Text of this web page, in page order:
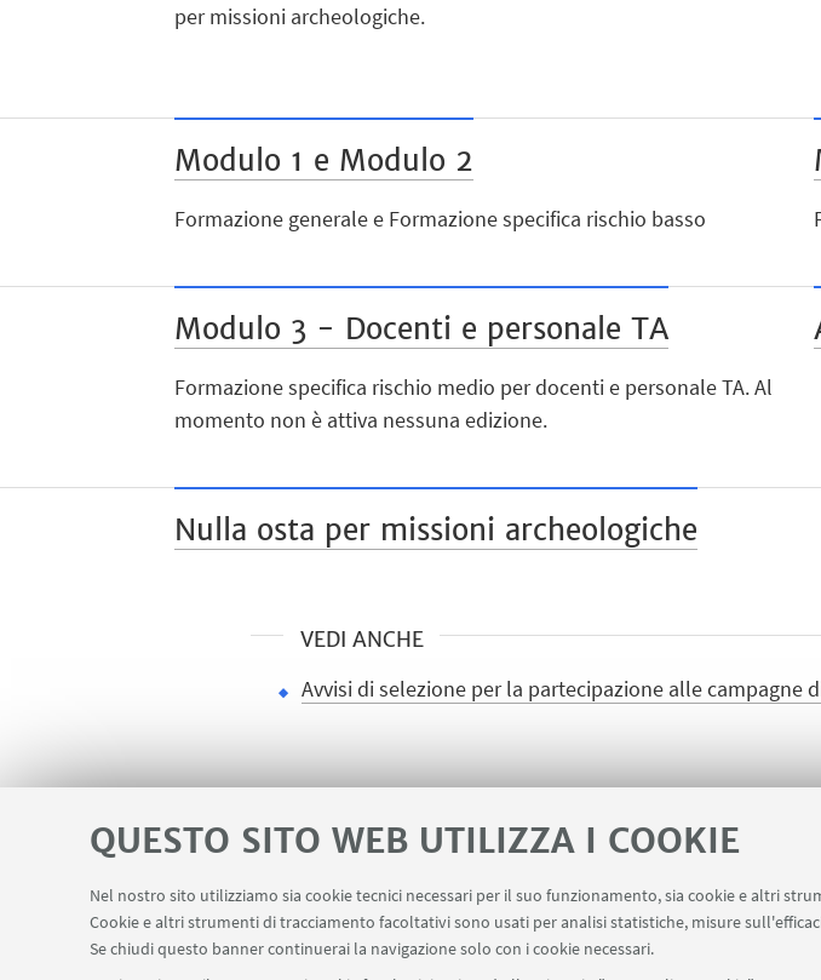
QUESTO SITO WEB UTILIZZA I COOKIE
Nel nostro sito utilizziamo sia cookie tecnici necessari per il suo funzionamento, sia cookie e altri
Cookie e altri strumenti di tracciamento facoltativi sono usati per analisi statistiche, misure
Se chiudi questo banner continuerai la navigazione solo con i cookie necessari.
per missioni archeologiche.
Modulo 1 e Modulo 2
Formazione generale e Formazione specifica rischio basso
Modulo 3 - Docenti e personale TA
Formazione specifica rischio medio per docenti e personale TA. Al
momento non è attiva nessuna edizione.
Nulla osta per missioni archeologiche
VEDI ANCHE
Avvisi di selezione per la partecipazione alle campagne
LINK UTILI Area riservata Contatti Carta dei servizi